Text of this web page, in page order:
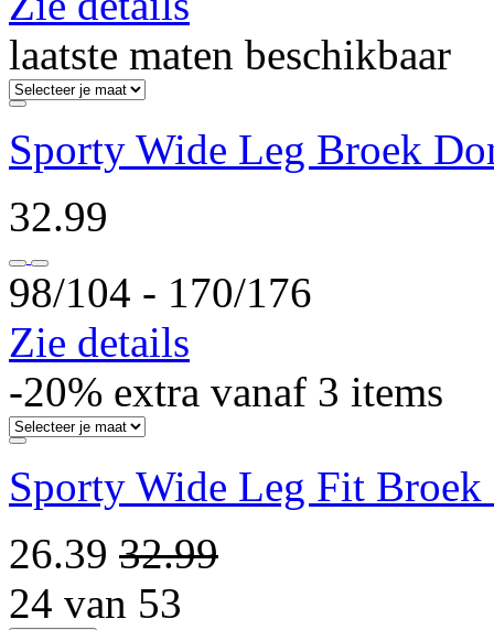
laatste maten beschikbaar
Sporty Wide Leg Broek
32.99
98/104 ‐ 170/176
Zie details
-20% extra vanaf 3 items
Sporty Wide Leg Fit
26.39 32.99
24 van 53